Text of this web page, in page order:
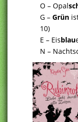
O – Opal
G – Grün
10)
E – Eisblau
N –